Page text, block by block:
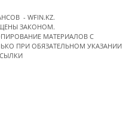
- WFIN.KZ.
ЗАКОНОМ.
МАТЕРИАЛОВ C
ПРИ ОБЯЗАТЕЛЬНОМ УКАЗАНИИ